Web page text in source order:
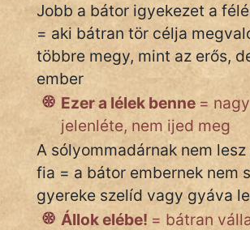
szemfüles
Jobb a bátor igyekezet a
= aki bátran tör célja
többre megy, mint az erős,
ember
Ezer a lélek benne =
jelenléte, nem ijed meg
A sólyommadárnak nem
fia = a bátor embernek nem
gyereke szelíd vagy gyáva
Állok elébe! = bátran